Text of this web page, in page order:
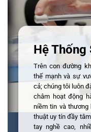
Hệ Thống
Trên con đường
thế mạnh và sự
cả; chúng tôi luôn
châm hoạt động
niềm tin và thương
thuật uy tín đầy
tay nghề cao,